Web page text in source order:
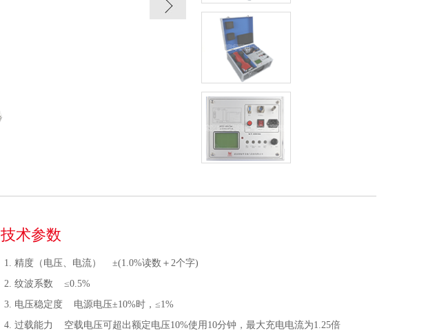
技术参数
精度（电压、电流） ±(1.0%读数＋2个字)
纹波系数 ≤0.5%
电压稳定度 电源电压±10%时，≤1%
过载能力 空载电压可超出额定电压10%使用10分钟，最大充电电流为1.25倍